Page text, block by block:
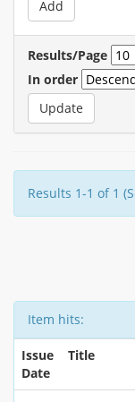
Results/Page
In order
Results 1-1 of 1
Item hits:
Issue
Date
Title